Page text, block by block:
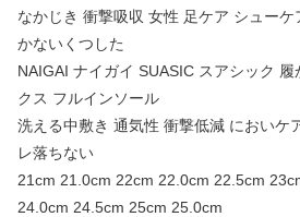
なかじき 衝撃吸収 女性 足ケア シュー
かないくつした
NAIGAI ナイガイ SUASIC スアシック
クス フルインソール
洗える中敷き 通気性 衝撃低減 においケ
レ落ちない
21cm 21.0cm 22cm 22.0cm 22.5cm
24.0cm 24.5cm 25cm 25.0cm